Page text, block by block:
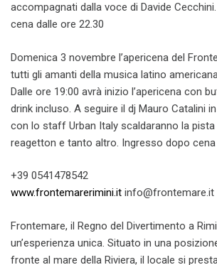
accompagnati dalla voce di Davide
cena dalle ore 22.30
Domenica 3 novembre l’apericena del
tutti gli amanti della musica latino
Dalle ore 19:00 avrà inizio l’apericena con
drink incluso. A seguire il dj Mauro Catalini
con lo staff Urban Italy scaldaranno la
reagetton e tanto altro. Ingresso dopo cena
+39 0541478542
www.frontemarerimini.it info@frontemare.it
Frontemare, il Regno del Divertimento a
un’esperienza unica. Situato in una
fronte al mare della Riviera, il locale si